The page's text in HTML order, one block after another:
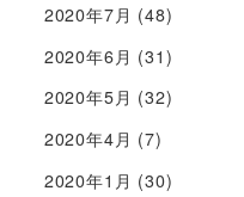
2020年7月 (48)
2020年6月 (31)
2020年5月 (32)
2020年4月 (7)
2020年1月 (30)